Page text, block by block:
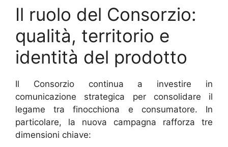
Il ruolo del Consorzio:
qualità, territorio e
identità del prodotto
Il Consorzio continua a investire in
comunicazione strategica per consolidare il
legame tra finocchiona e consumatore. In
particolare, la nuova campagna rafforza tre
dimensioni chiave: